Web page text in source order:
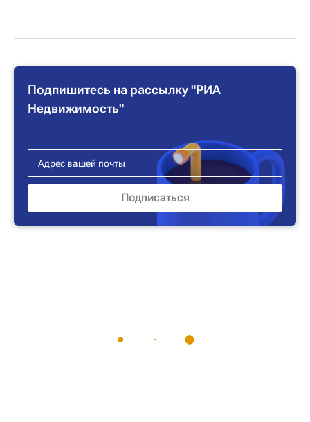
Подпишитесь на рассылку "РИА
Недвижимость"